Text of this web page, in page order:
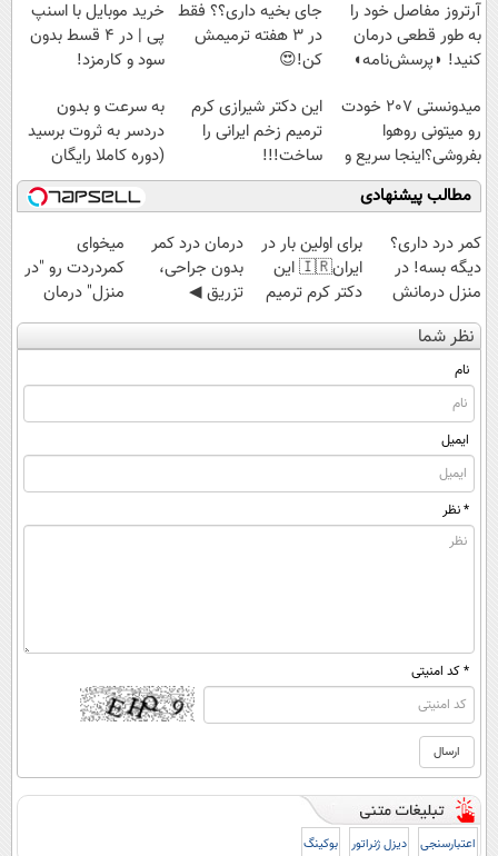
آرتروز مفاصل خود را
به طور قطعی درمان
کنید! ◗پرسش‌نامه◖
جای بخیه داری؟؟ فقط
در 3 هفته ترمیمش
کن!😍
خرید موبایل با اسنپ
پی | در ۴ قسط بدون
سود و کارمزد!
میدونستی 207 خودت
رو میتونی روهوا
بفروشی؟اینجا سریع و
راحت بفروش
این دکتر شیرازی کرم
ترمیم زخم ایرانی را
ساخت!!!
به سرعت و بدون
دردسر به ثروت برسید
(دوره کاملا رایگان
پولسازی)
مطالب پیشنهادی
کمر درد داری؟
دیگه بسه! در
منزل درمانش
کن
(◀پرسش‌نامه)
برای اولین بار در
ایران🇮🇷 این
دکتر کرم ترمیم
کننده 23 روزه
ساخت!
درمان درد کمر
بدون جراحی،
تزریق ◀
پرسش‌نامه رو پر
کن ▶
میخوای
کمردردت رو "در
منزل" درمان
کنی؟ (◂فیلم +
◂پرسش‌نامه)
نظر شما
نام
ایمیل
* نظر
* کد امنیتی
اعتبارسنجی دیزل ژنراتور بوکینگ